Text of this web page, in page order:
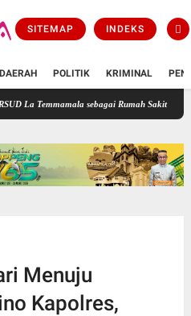
SITEMAP INDEKS
DAERAH POLITIK KRIMINAL
sebagai Rumah Sakit Rujukan Kesehatan Jiwa
Menuju
Kapolres,